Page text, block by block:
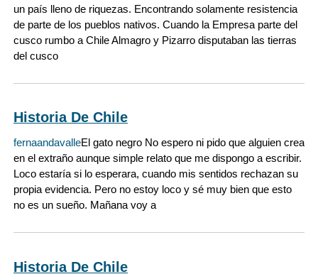
un país lleno de riquezas. Encontrando solamente resistencia
de parte de los pueblos nativos. Cuando la Empresa parte del
cusco rumbo a Chile Almagro y Pizarro disputaban las tierras
del cusco
Historia De Chile
fernaandavalleEl gato negro No espero ni pido que alguien crea
en el extraño aunque simple relato que me dispongo a escribir.
Loco estaría si lo esperara, cuando mis sentidos rechazan su
propia evidencia. Pero no estoy loco y sé muy bien que esto
no es un sueño. Mañana voy a
Historia De Chile